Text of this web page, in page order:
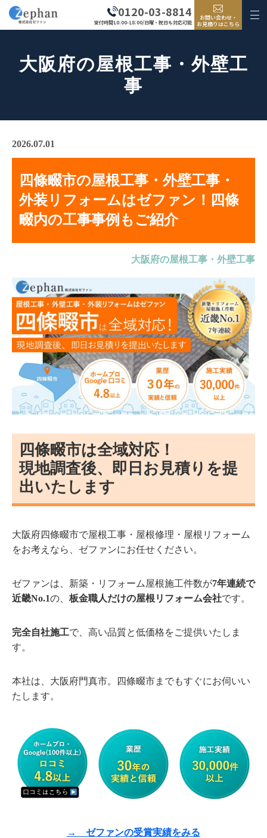
0120-03-8814
受付時間10:00-18:00/日曜・祝日も対応可能
お問い合わせ・
お見積りはこちら
大阪府の屋根工事・外壁工
事
2026.07.01
四條畷市の屋根工事・外壁工事・
外装リフォームはゼファン！四條
畷内の工事事例もご紹介
大阪府の屋根工事・外壁工事
四條畷市は全域対応！
現地調査後、即日お見積りを提
出いたします
大阪府四條畷市で屋根工事・屋根修理・屋根リフォーム
をお考えなら、ゼファンにお任せください。
ゼファンは、新築・リフォーム屋根施工件数が7年連続で
近畿No.1の、 板金職人だけの屋根リフォーム会社です。
完全自社施工で、高い品質と低価格をご提供いたしま
す。
本社は、大阪府門真市。四條畷市までもすぐにお伺いい
たします。
→ ゼファンの受賞実績をみる